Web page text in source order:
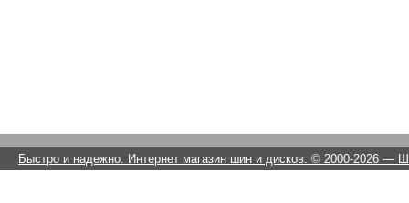
Быстро и надежно. Интернет магазин шин и дисков. © 2000-2026 —